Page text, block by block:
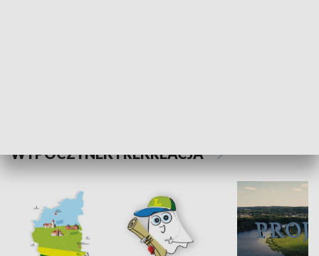
WYPOCZYNEK I REKREACJA